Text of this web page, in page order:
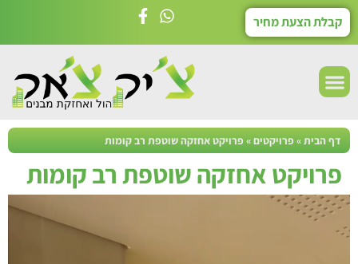
קבלת הצעת מחיר
דף הבית» פרויקטים» פרויקט אחזקה שוטפת רב קומות
פרויקט אחזקה שוטפת רב קומות